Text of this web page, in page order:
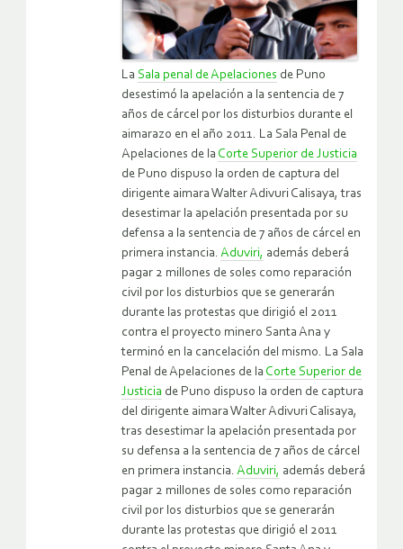
La Sala penal de Apelaciones de Puno
desestimó la apelación a la sentencia de 7
años de cárcel por los disturbios durante el
aimarazo en el año 2011. La Sala Penal de
Apelaciones de la Corte Superior de Justicia
de Puno dispuso la orden de captura del
dirigente aimara Walter Adivuri Calisaya, tras
desestimar la apelación presentada por su
defensa a la sentencia de 7 años de cárcel en
primera instancia. Aduviri, además deberá
pagar 2 millones de soles como reparación
civil por los disturbios que se generarán
durante las protestas que dirigió el 2011
contra el proyecto minero Santa Ana y
terminó en la cancelación del mismo. La Sala
Penal de Apelaciones de la Corte Superior de
Justicia de Puno dispuso la orden de captura
del dirigente aimara Walter Adivuri Calisaya,
tras desestimar la apelación presentada por
su defensa a la sentencia de 7 años de cárcel
en primera instancia. Aduviri, además deberá
pagar 2 millones de soles como reparación
civil por los disturbios que se generarán
durante las protestas que dirigió el 2011